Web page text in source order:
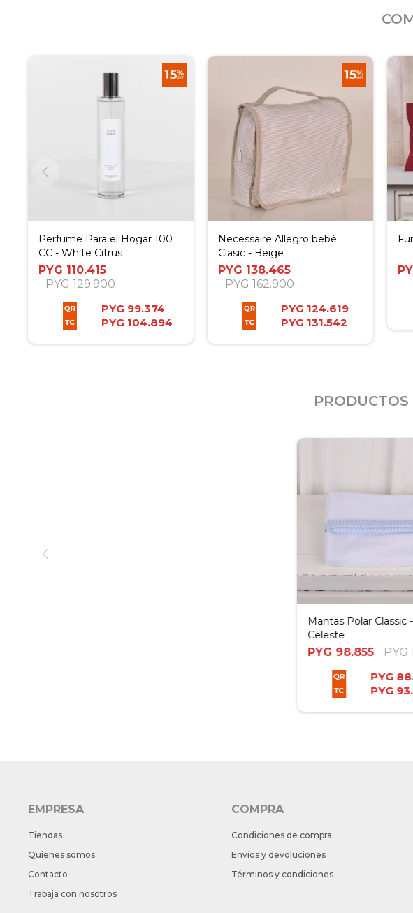
Perfume Para el Hogar 100
CC - White Citrus
PYG 110.415
PYG 129.900
PYG 99.374
PYG 104.894
Necessaire Allegro bebé
Clasic - Beige
PYG 138.465
PYG 162.900
PYG 124.619
PYG 131.542
Mantas Polar Classic -
Celeste
PYG 98.855 PYG
PYG
PYG
EMPRESA
Tiendas
Quienes somos
Contacto
Trabaja con nosotros
COMPRA
Condiciones de compra
Envíos y devoluciones
Términos y condiciones